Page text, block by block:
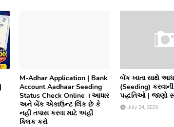
M-Adhar Application | Bank
Account Aadhaar Seeding
Status Check Online । આધાર
અને બેંક એકાઉન્ટ લિંક છે કે
નહી તપાસ કરવા માટે અહીં
ક્લિક કરો
બેંક ખાતા સાથે
(Seeding)
પદ્ધતિઓ | જાણો
July 24, 2026